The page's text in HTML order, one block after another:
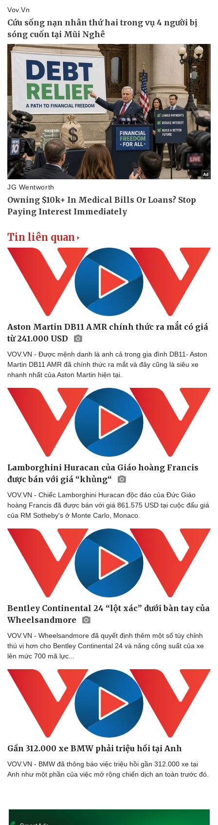
Doanh nghiệp
Thông tin doanh nghiệp
Doanh nghiệp 24h
Doanh nhân
Công nghệ
Sành điệu
Tin Công nghệ
Trải nghiệm
Dinh dưỡng - món ngon
Sản phụ khoa
Nhi khoa
Nam khoa
Làm đẹp - giảm cân
Phòng mạch online
Ăn sạch sống khỏe
Đời sống
Tình yêu - Gia đình
Tin liên quan
Aston Martin DB11 AMR chính thức ra mắt có giá
từ 241.000 USD
VOV.VN - Được mệnh danh là anh cả trong gia đình DB11- Aston
Martin DB11 AMR đã chính thức ra mắt và đây cũng là siêu xe
nhanh nhất của Aston Martin hiện tại.
Lamborghini Huracan của Giáo hoàng Francis
được bán với giá “khủng“
VOV.VN - Chiếc Lamborghini Huracan độc đáo của Đức Giáo
hoàng Francis đã được bán với giá 861.575 USD tại cuộc đấu giá
của RM Sotheby's ở Monte Carlo, Monaco.
Bentley Continental 24 ‘‘lột xác’’ dưới bàn tay của
Wheelsandmore
VOV.VN - Wheelsandmore đã quyết định thêm một số tùy chỉnh
thú vị hơn cho Bentley Continental 24 và nâng công suất của xe
lên mức 700 mã lực...
Gần 312.000 xe BMW phải triệu hồi tại Anh
VOV.VN - BMW đã thông báo việc triệu hồi gần 312.000 xe tại
Anh như một phần của việc mở rộng chiến dịch an toàn trước đó.